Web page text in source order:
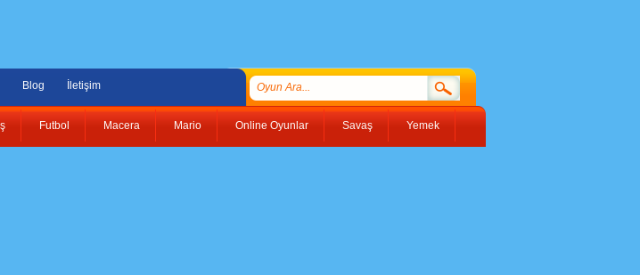
Blog İletişim
Futbol Macera Mario Online Oyunlar Savaş Yemek